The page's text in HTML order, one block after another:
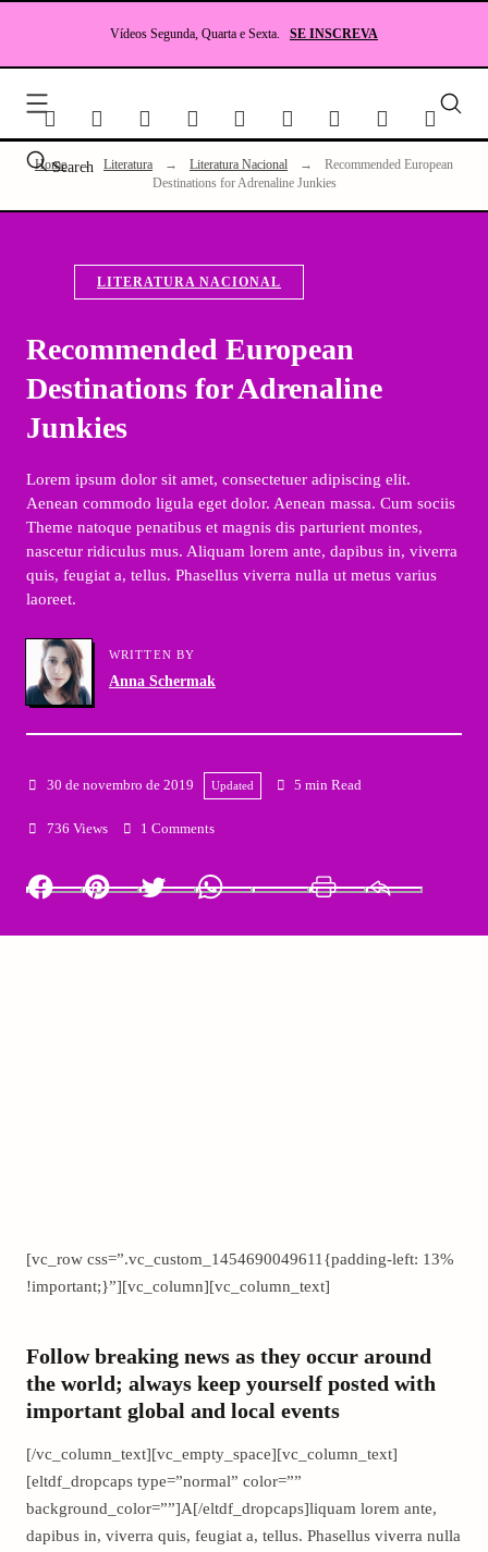
Vídeos Segunda, Quarta e Sexta. SE INSCREVA
Search
Home → Literatura → Literatura Nacional →
Recommended European
Destinations for Adrenaline Junkies
LITERATURA NACIONAL
Recommended European
Destinations for Adrenaline
Junkies
Lorem ipsum dolor sit amet, consectetuer adipiscing elit.
Aenean commodo ligula eget dolor. Aenean massa. Cum sociis
Theme natoque penatibus et magnis dis parturient montes,
nascetur ridiculus mus. Aliquam lorem ante, dapibus in, viverra
quis, feugiat a, tellus. Phasellus viverra nulla ut metus varius
laoreet.
WRITTEN BY
Anna Schermak
30 de novembro de 2019 Updated 5 min Read
736 Views 1 Comments
Facebook Pinterest Twitter
[vc_row css=”.vc_custom_1454690049611{padding-left: 13%
!important;}”][vc_column][vc_column_text]
Follow breaking news as they occur around
the world; always keep yourself posted with
important global and local events
[/vc_column_text][vc_empty_space][vc_column_text]
[eltdf_dropcaps type=”normal” color=””
background_color=””]A[/eltdf_dropcaps]liquam lorem ante,
dapibus in, viverra quis, feugiat a, tellus. Phasellus viverra nulla